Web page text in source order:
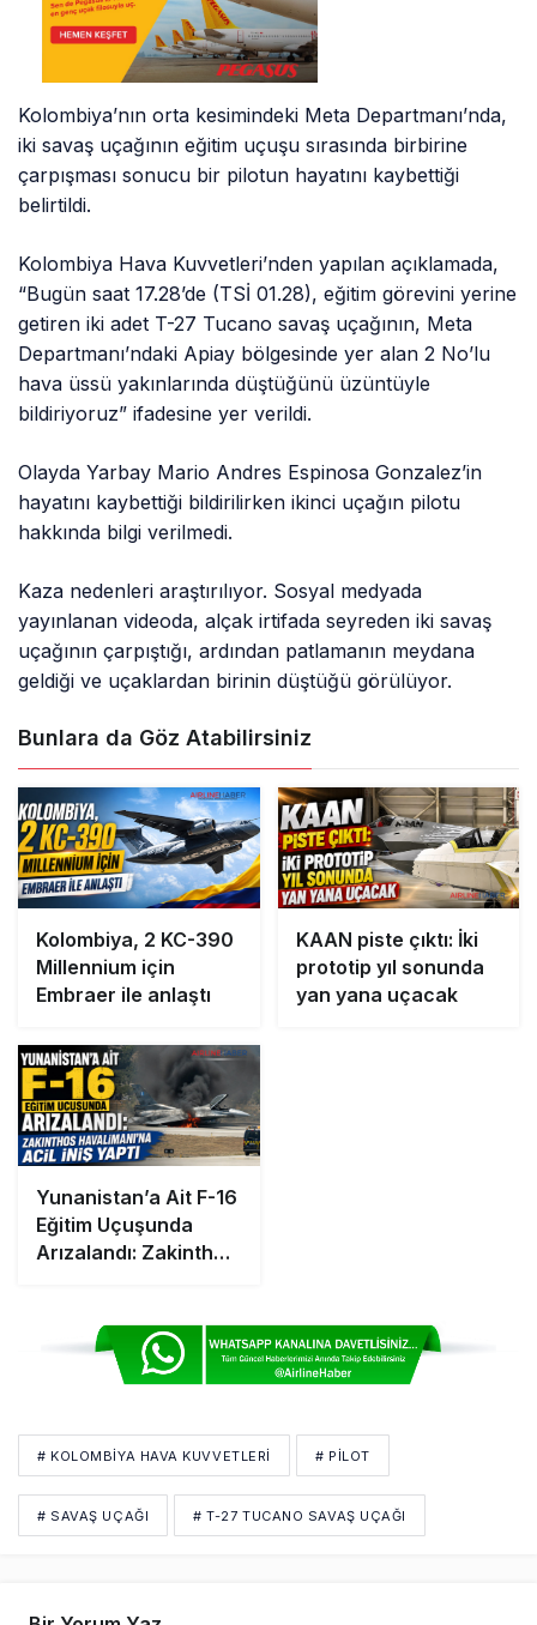
Kolombiya’nın orta kesimindeki Meta Departmanı’nda,
iki savaş uçağının eğitim uçuşu sırasında birbirine
çarpışması sonucu bir pilotun hayatını kaybettiği
belirtildi.
Kolombiya Hava Kuvvetleri’nden yapılan açıklamada,
“Bugün saat 17.28’de (TSİ 01.28), eğitim görevini yerine
getiren iki adet T-27 Tucano savaş uçağının, Meta
Departmanı’ndaki Apiay bölgesinde yer alan 2 No’lu
hava üssü yakınlarında düştüğünü üzüntüyle
bildiriyoruz” ifadesine yer verildi.
Olayda Yarbay Mario Andres Espinosa Gonzalez’in
hayatını kaybettiği bildirilirken ikinci uçağın pilotu
hakkında bilgi verilmedi.
Kaza nedenleri araştırılıyor. Sosyal medyada
yayınlanan videoda, alçak irtifada seyreden iki savaş
uçağının çarpıştığı, ardından patlamanın meydana
geldiği ve uçaklardan birinin düştüğü görülüyor.
Bunlara da Göz Atabilirsiniz
Kolombiya, 2 KC-390
Millennium için
Embraer ile anlaştı
KAAN piste çıktı: İki
prototip yıl sonunda
yan yana uçacak
Yunanistan’a Ait F-16
Eğitim Uçuşunda
Arızalandı: Zakinthos
# KOLOMBIYA HAVA KUVVETLERI # PİLOT
# SAVAŞ UÇAĞI # T-27 TUCANO SAVAŞ UÇAĞI